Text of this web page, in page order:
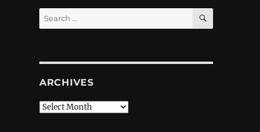
Search
for:
SEARCH
ARCHIVES
Archives